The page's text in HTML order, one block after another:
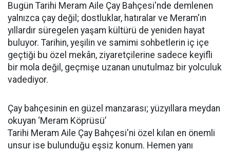
Bugün Tarihi Meram Aile Çay Bahçesi'nde demlenen
yalnızca çay değil; dostluklar, hatıralar ve Meram'ın
yıllardır süregelen yaşam kültürü de yeniden hayat
buluyor. Tarihin, yeşilin ve samimi sohbetlerin iç içe
geçtiği bu özel mekân, ziyaretçilerine sadece keyifli
bir mola değil, geçmişe uzanan unutulmaz bir yolculuk
vadediyor.
Çay bahçesinin en güzel manzarası; yüzyıllara meydan
okuyan ‘Meram Köprüsü’
Tarihi Meram Aile Çay Bahçesi'ni özel kılan en önemli
unsur ise bulunduğu eşsiz konum. Hemen yanı